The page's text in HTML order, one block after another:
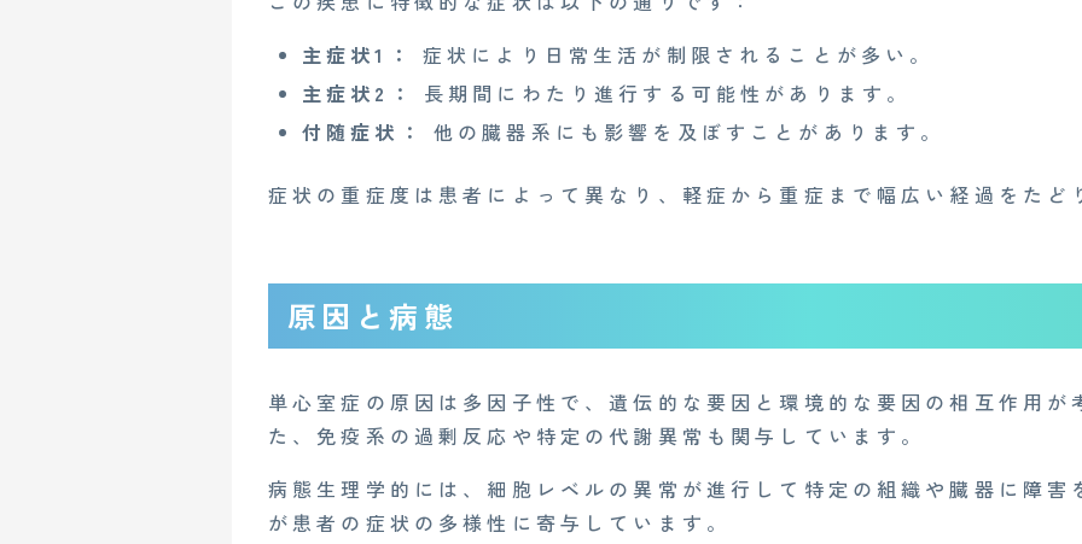
主症状1：
症状により日常生活が制限されることが多い。
主症状2：
長期間にわたり進行する可能性があります。
付随症状：
他の臓器系にも影響を及ぼすことがあります。
症状の重症度は患者によって異なり、軽症から重症まで幅広い経過をたど
原因と病態
単心室症の原因は多因子性で、遺伝的な要因と環境的な要因の相互作用が
た、免疫系の過剰反応や特定の代謝異常も関与しています。
病態生理学的には、細胞レベルの異常が進行して特定の組織や臓器に障害
が患者の症状の多様性に寄与しています。